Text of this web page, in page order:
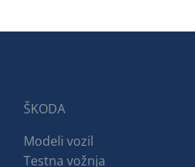
ŠKODA
Modeli vozil
Testna vožnja